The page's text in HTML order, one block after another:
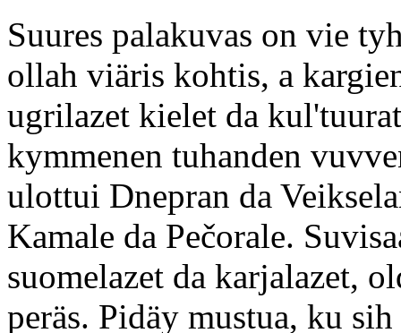
Suures palakuvas on vie
ollah viäris kohtis, a
ugrilazet kielet da
kymmenen tuhanden
ulottui Dnepran da
Kamale da Pečorale.
suomelazet da karjalazet,
peräs. Pidäy mustua, ku